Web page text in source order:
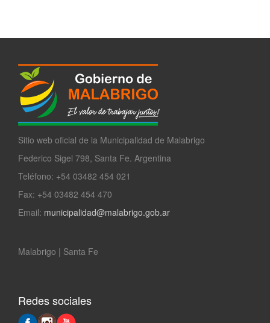
Sitio web oficial de la Municipalidad de Malabrigo
Federico Sigel 798, Santa Fe. Argentina
Teléfono: +54 03482 454 021
Fax: +54 03482 454 470
Email: municipalidad@malabrigo.gob.ar
Malabrigo | Santa Fe
Redes sociales